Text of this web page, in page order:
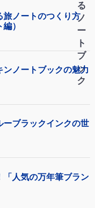
る
ノ
ー
ト
ブ
ッ
ク